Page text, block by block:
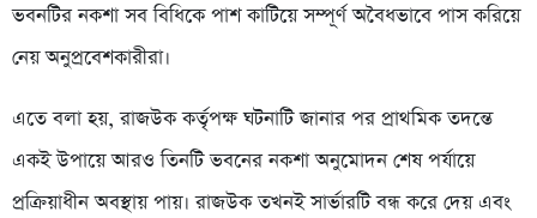
ভবনটির নকশা সব বিধিকে পাশ কাটিয়ে সম্পূর্ণ অবৈধভাবে পাস করিয়ে
নেয় অনুপ্রবেশকারীরা।
এতে বলা হয়, রাজউক কর্তৃপক্ষ ঘটনাটি জানার পর প্রাথমিক তদন্তে
একই উপায়ে আরও তিনটি ভবনের নকশা অনুমোদন শেষ পর্যায়ে
প্রক্রিয়াধীন অবস্থায় পায়। রাজউক তখনই সার্ভারটি বন্ধ করে দেয় এবং